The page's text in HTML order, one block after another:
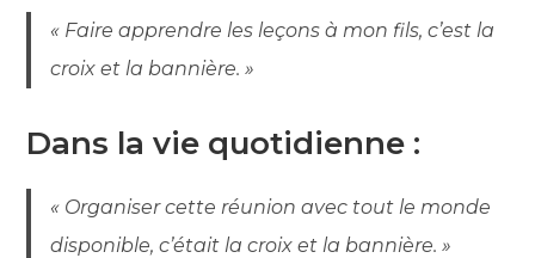
« Faire apprendre les leçons à mon fils, c’est la
croix et la bannière. »
Dans la vie quotidienne :
« Organiser cette réunion avec tout le monde
disponible, c’était la croix et la bannière. »